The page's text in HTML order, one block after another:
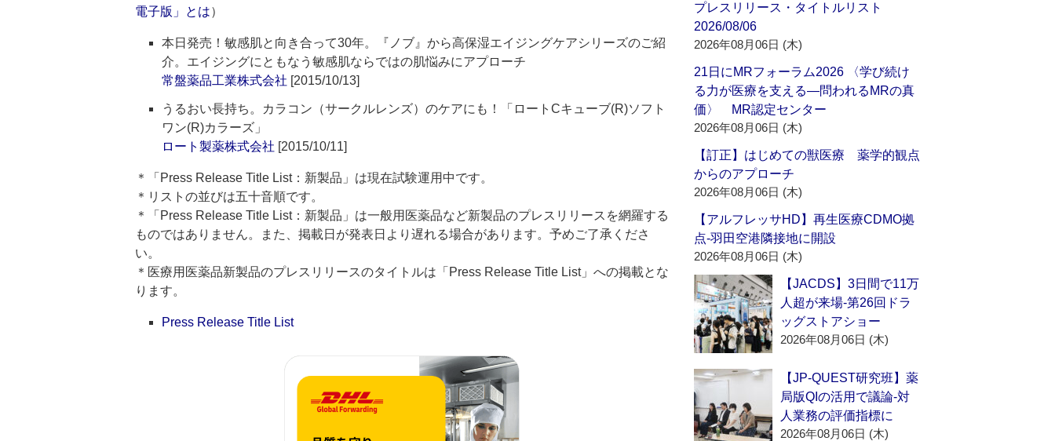
電子版」とは）
本日発売！敏感肌と向き合って30年。『ノブ』から高保湿エイジングケアシリーズのご紹
介。エイジングにともなう敏感肌ならではの肌悩みにアプローチ
常盤薬品工業株式会社 [2015/10/13]
うるおい長持ち。カラコン（サークルレンズ）のケアにも！「ロートCキューブ(R)ソフト
ワン(R)カラーズ」
ロート製薬株式会社 [2015/10/11]
＊「Press Release Title List：新製品」は現在試験運用中です。
＊リストの並びは五十音順です。
＊「Press Release Title List：新製品」は一般用医薬品など新製品のプレスリリースを網羅する
ものではありません。また、掲載日が発表日より遅れる場合があります。予めご了承くださ
い。
＊医療用医薬品新製品のプレスリリースのタイトルは「Press Release Title List」への掲載とな
ります。
Press Release Title List
プレスリリース・タイトルリスト
2026/08/06
2026年08月06日 (木)
21日にMRフォーラム2026 〈学び続け
る力が医療を支える―問われるMRの真
価〉 MR認定センター
2026年08月06日 (木)
【訂正】はじめての獣医療 薬学的観点
からのアプローチ
2026年08月06日 (木)
【アルフレッサHD】再生医療CDMO拠
点‐羽田空港隣接地に開設
2026年08月06日 (木)
【JACDS】3日間で11万
人超が来場‐第26回ドラ
ッグストアショー
2026年08月06日 (木)
【JP-QUEST研究班】薬
局版QIの活用で議論‐対
人業務の評価指標に
2026年08月06日 (木)